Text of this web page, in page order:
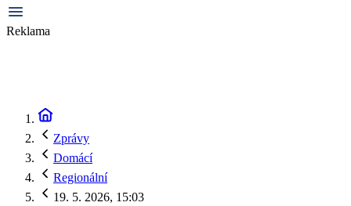
Reklama
Zprávy
Domácí
Regionální
19. 5. 2026, 15:03